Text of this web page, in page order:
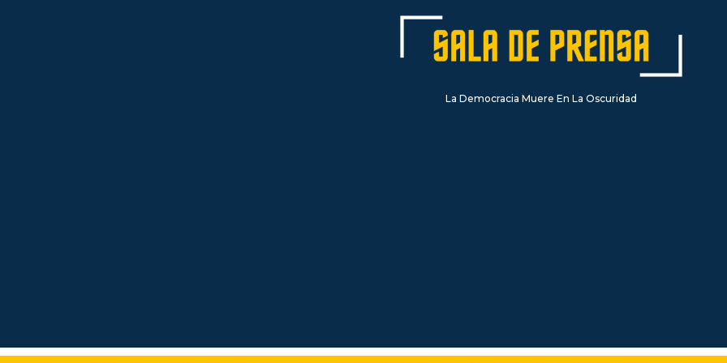
La Democracia Muere En La Oscuridad